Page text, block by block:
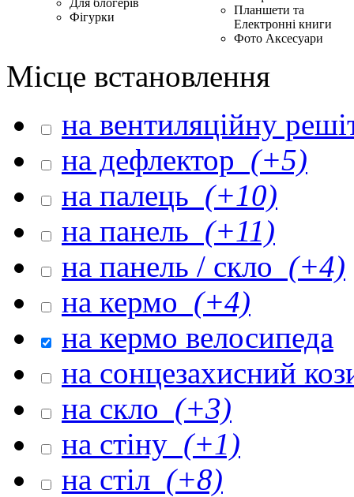
Для блогерів
Фігурки
Планшети та
Електронні книги
Фото Аксесуари
Місце встановлення
на вентиляційну
на дефлектор (+5)
на палець (+10)
на панель (+11)
на панель / скло (+4)
на кермо (+4)
на кермо велосипеда
на сонцезахисний
на скло (+3)
на стіну (+1)
на стіл (+8)